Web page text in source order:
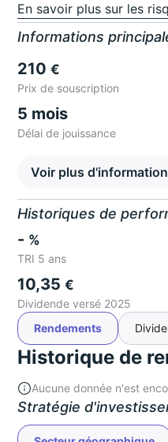
En savoir plus sur les
Informations
210€
Prix de souscription
5 mois
Délai de jouissance
Voir plus
Historiques de
- %
TRI 5 ans
10,35€
Dividende versé 2025
Rendements
Historique de
Aucune donnée n'est
Stratégie